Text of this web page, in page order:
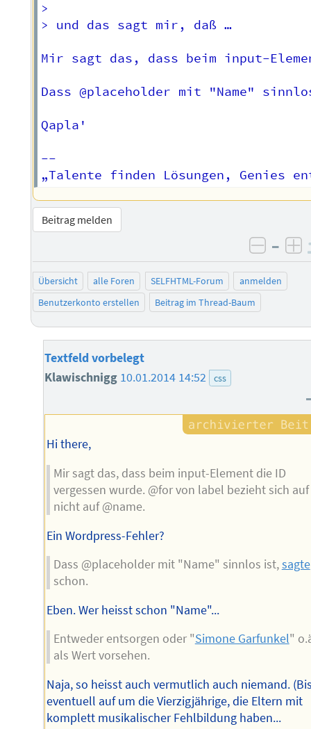
>
> und das sagt mir, daß …
Mir sagt das, dass beim input-
Dass @placeholder mit "Name"
Qapla'
--
Beitrag melden
–
Übersicht alle Foren SELFHTML-Forum
anmelden
Benutzerkonto erstellen
Beitrag im Thread-Baum
Textfeld vorbelegt
Klawischnigg 10.01.2014 14:52 css
Hi there,
Mir sagt das, dass beim input-Element die ID
vergessen wurde. @for von label bezieht sich auf
nicht auf @name.
Ein Wordpress-Fehler?
Dass @placeholder mit "Name" sinnlos ist,sagte
schon.
Eben. Wer heisst schon "Name"...
Entweder entsorgen oder "Simone Garfunkel"
als Wert vorsehen.
Naja, so heisst auch vermutlich auch niemand.
eventuell auf um die Vierzigjährige, die Eltern mit
komplett musikalischer Fehlbildung haben...